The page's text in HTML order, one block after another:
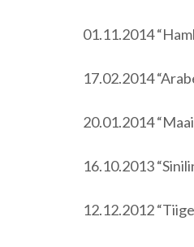
01.11.2014
17.02.2014
20.01.2014
16.10.2013
12.12.2012